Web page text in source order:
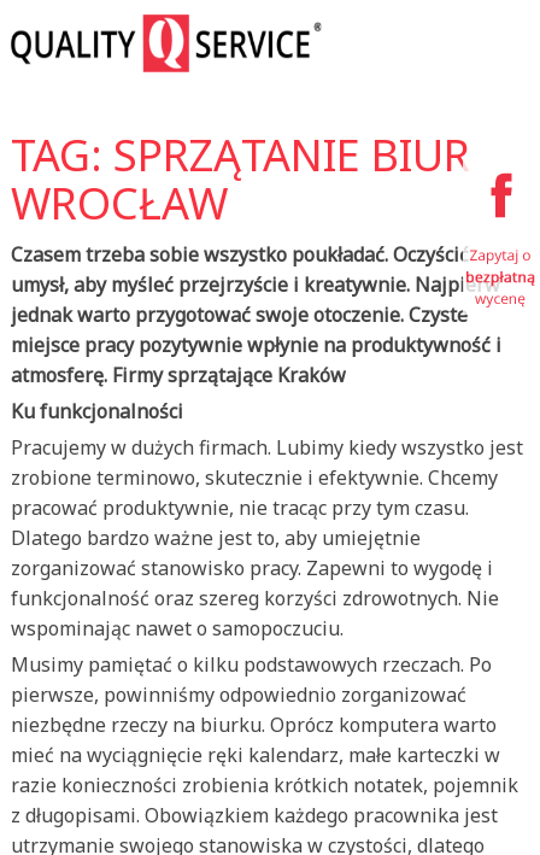
TAG: SPRZĄTANIE BIUR
WROCŁAW
Czasem trzeba sobie wszystko poukładać. Oczyścić
umysł, aby myśleć przejrzyście i kreatywnie. Najpierw
jednak warto przygotować swoje otoczenie. Czyste
miejsce pracy pozytywnie wpłynie na produktywność i
atmosferę. Firmy sprzątające Kraków
Ku funkcjonalności
Pracujemy w dużych firmach. Lubimy kiedy wszystko jest
zrobione terminowo, skutecznie i efektywnie. Chcemy
pracować produktywnie, nie tracąc przy tym czasu.
Dlatego bardzo ważne jest to, aby umiejętnie
zorganizować stanowisko pracy. Zapewni to wygodę i
funkcjonalność oraz szereg korzyści zdrowotnych. Nie
wspominając nawet o samopoczuciu.
Musimy pamiętać o kilku podstawowych rzeczach. Po
pierwsze, powinniśmy odpowiednio zorganizować
niezbędne rzeczy na biurku. Oprócz komputera warto
mieć na wyciągnięcie ręki kalendarz, małe karteczki w
razie konieczności zrobienia krótkich notatek, pojemnik
z długopisami. Obowiązkiem każdego pracownika jest
utrzymanie swojego stanowiska w czystości, dlatego